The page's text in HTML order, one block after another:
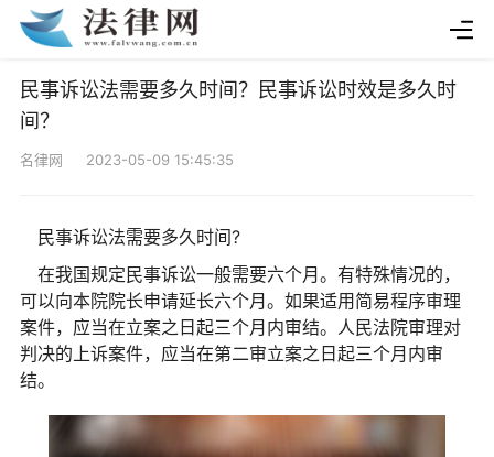
民事诉讼法需要多久时间？民事诉讼时效是多久时
间？
名律网 2023-05-09 15:45:35
民事诉讼法需要多久时间?
在我国规定民事诉讼一般需要六个月。有特殊情况的，
可以向本院院长申请延长六个月。如果适用简易程序审理
案件，应当在立案之日起三个月内审结。人民法院审理对
判决的上诉案件，应当在第二审立案之日起三个月内审
结。